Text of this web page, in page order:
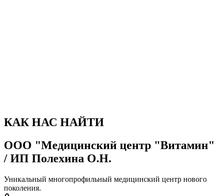
КАК НАС НАЙТИ
ООО "Медицинский центр "Витамин"
/ ИП Полехина О.Н.
Уникальный многопрофильный медицинский центр нового
поколения.